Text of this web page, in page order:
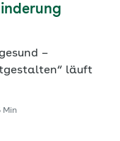
–
läuft
Min